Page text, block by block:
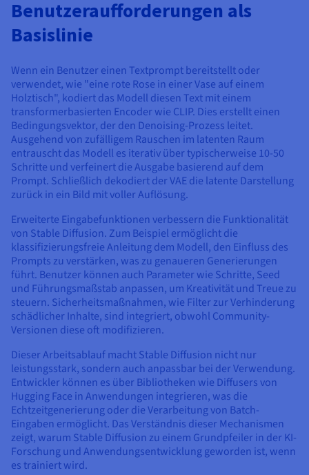
Benutzeraufforderungen als
Basislinie
Wenn ein Benutzer einen Textprompt bereitstellt oder
verwendet, wie "eine rote Rose in einer Vase auf einem
Holztisch", kodiert das Modell diesen Text mit einem
transformerbasierten Encoder wie CLIP. Dies erstellt einen
Bedingungsvektor, der den Denoising-Prozess leitet.
Ausgehend von zufälligem Rauschen im latenten Raum
entrauscht das Modell es iterativ über typischerweise 10-50
Schritte und verfeinert die Ausgabe basierend auf dem
Prompt. Schließlich dekodiert der VAE die latente Darstellung
zurück in ein Bild mit voller Auflösung.
Erweiterte Eingabefunktionen verbessern die Funktionalität
von Stable Diffusion. Zum Beispiel ermöglicht die
klassifizierungsfreie Anleitung dem Modell, den Einfluss des
Prompts zu verstärken, was zu genaueren Generierungen
führt. Benutzer können auch Parameter wie Schritte, Seed
und Führungsmaßstab anpassen, um Kreativität und Treue zu
steuern. Sicherheitsmaßnahmen, wie Filter zur Verhinderung
schädlicher Inhalte, sind integriert, obwohl Community-
Versionen diese oft modifizieren.
Dieser Arbeitsablauf macht Stable Diffusion nicht nur
leistungsstark, sondern auch anpassbar bei der Verwendung.
Entwickler können es über Bibliotheken wie Diffusers von
Hugging Face in Anwendungen integrieren, was die
Echtzeitgenerierung oder die Verarbeitung von Batch-
Eingaben ermöglicht. Das Verständnis dieser Mechanismen
zeigt, warum Stable Diffusion zu einem Grundpfeiler in der KI-
Forschung und Anwendungsentwicklung geworden ist, wenn
es trainiert wird.